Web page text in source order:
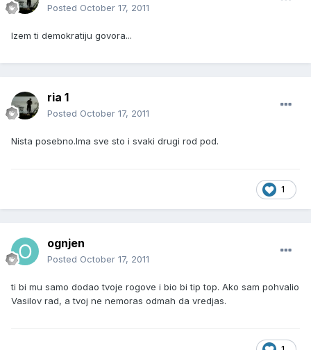
Posted October 17, 2011
Izem ti demokratiju govora...
ria 1
Posted October 17, 2011
Nista posebno.Ima sve sto i svaki drugi rod pod.
1
ognjen
Posted October 17, 2011
ti bi mu samo dodao tvoje rogove i bio bi tip top. Ako sam pohvalio
Vasilov rad, a tvoj ne nemoras odmah da vredjas.